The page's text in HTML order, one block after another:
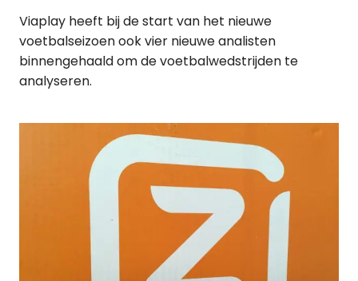
Viaplay heeft bij de start van het nieuwe
voetbalseizoen ook vier nieuwe analisten
binnengehaald om de voetbalwedstrijden te
analyseren.